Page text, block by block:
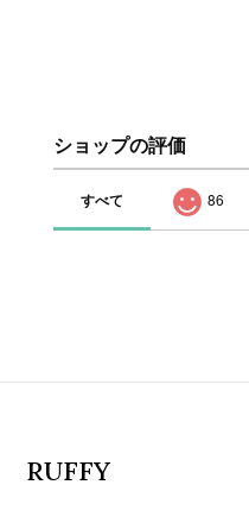
ショップの評価
すべて 86
RUFFY